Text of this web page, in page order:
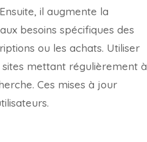
il augmente la
besoins spécifiques des
ou les achats. Utiliser
mettant régulièrement à
Ces mises à jour